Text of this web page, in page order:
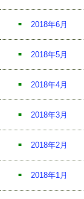
2018年6月
2018年5月
2018年4月
2018年3月
2018年2月
2018年1月